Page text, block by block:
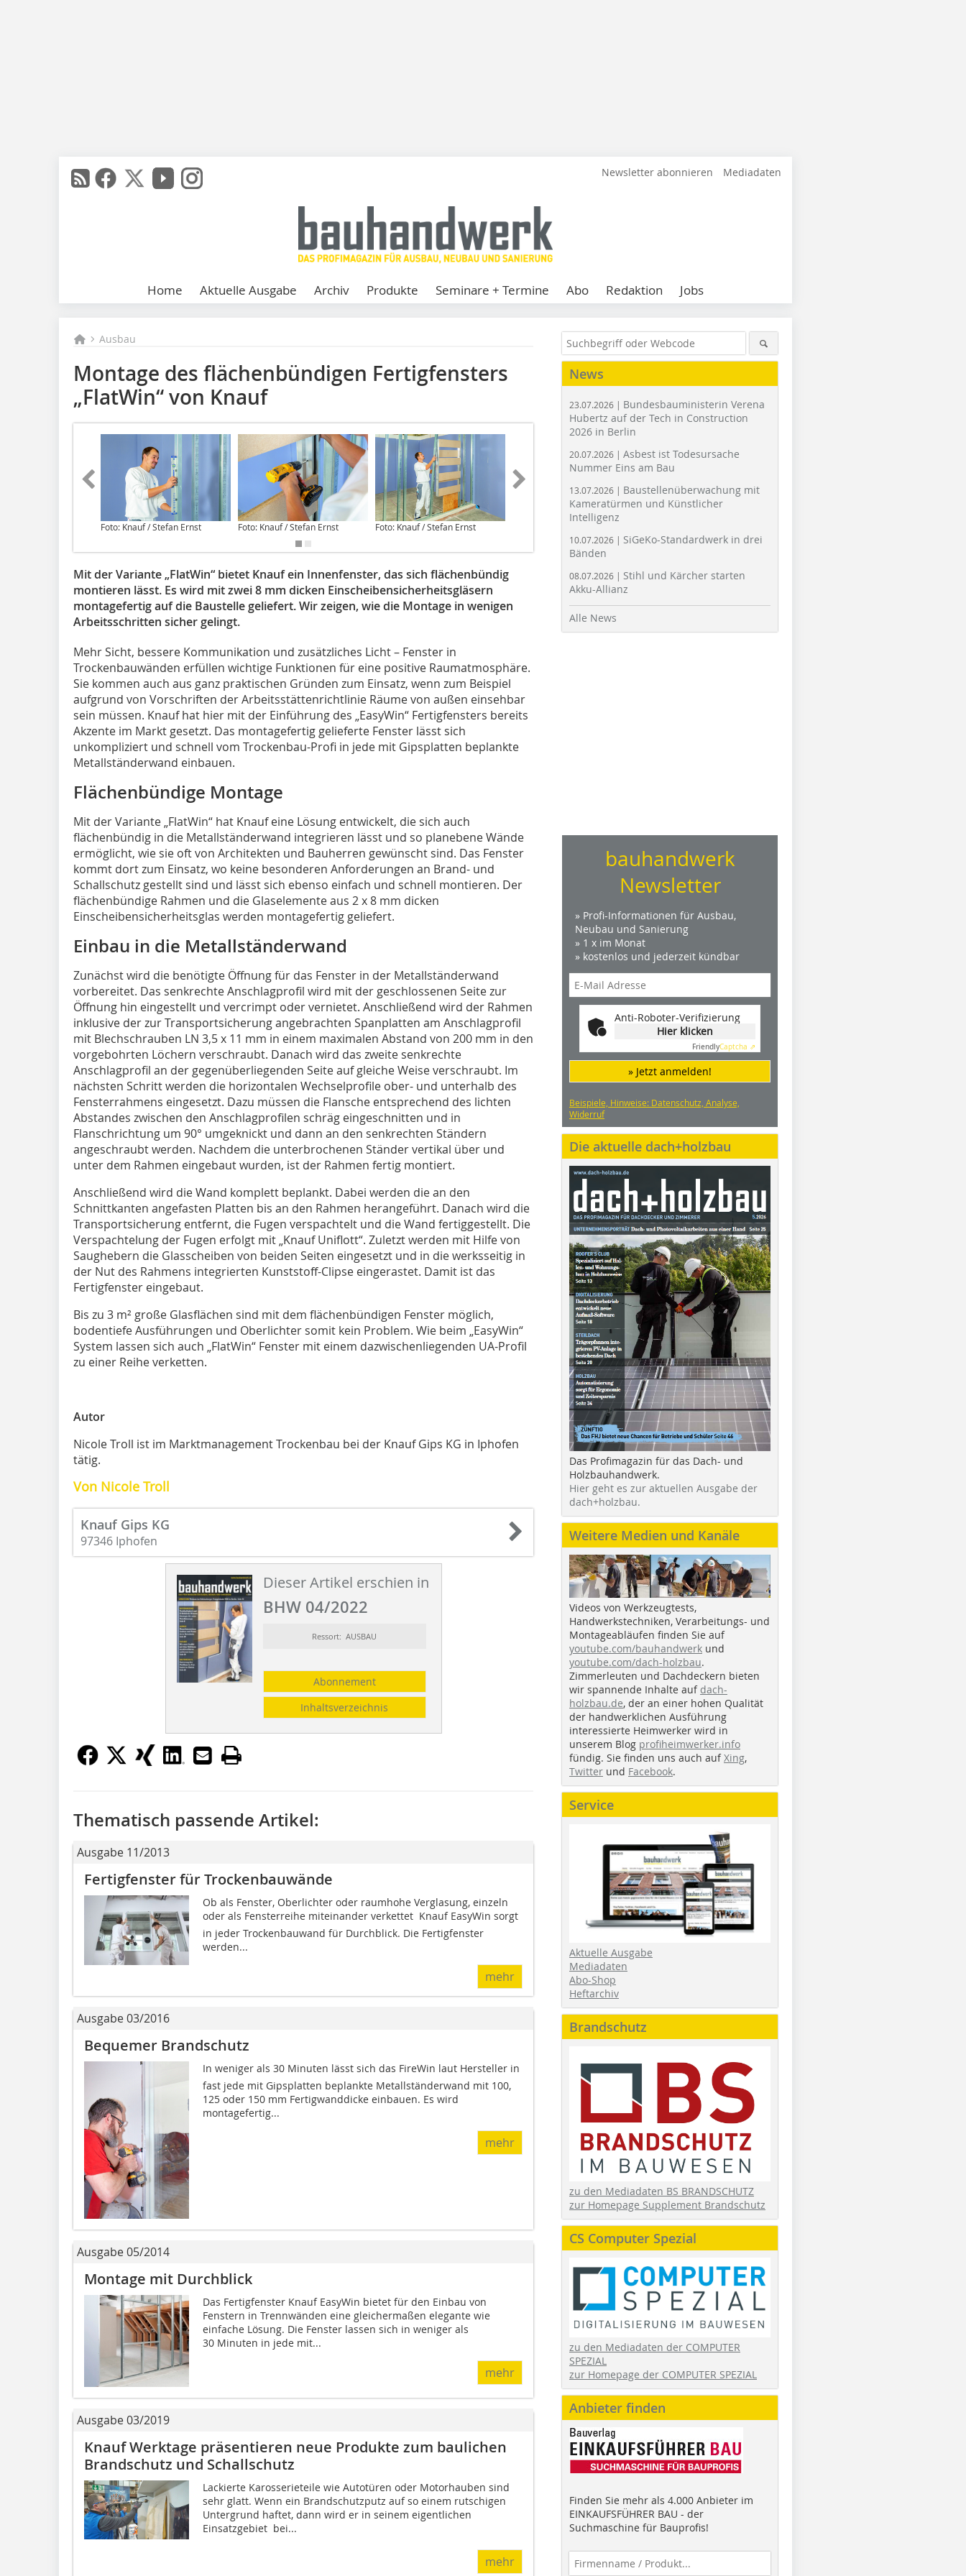
Newsletter abonnieren Mediadaten
Home Aktuelle Ausgabe Archiv Produkte Seminare + Termine Abo Redaktion Jobs
Ausbau
Montage des flächenbündigen Fertigfensters
„FlatWin“ von Knauf
Foto: Knauf / Stefan Ernst Foto: Knauf / Stefan Ernst Foto: Knauf / Stefan Ernst Foto: Knauf / Stefan Ernst
Mit der Variante „FlatWin“ bietet Knauf ein Innenfenster, das sich flächenbündig
montieren lässt. Es wird mit zwei 8 mm dicken Einscheibensicherheitsgläsern
montagefertig auf die Baustelle geliefert. Wir zeigen, wie die Montage in wenigen
Arbeitsschritten sicher gelingt.
Mehr Sicht, bessere Kommunikation und zusätzliches Licht – Fenster in
Trockenbauwänden erfüllen wichtige Funktionen für eine positive Raumatmosphäre.
Sie kommen auch aus ganz praktischen Gründen zum Einsatz, wenn zum Beispiel
aufgrund von Vorschriften der Arbeitsstättenrichtlinie Räume von außen einsehbar
sein müssen. Knauf hat hier mit der Einführung des „EasyWin“ Fertigfensters bereits
Akzente im Markt gesetzt. Das montagefertig gelieferte Fenster lässt sich
unkompliziert und schnell vom Trockenbau-Profi in jede mit Gipsplatten beplankte
Metallständerwand einbauen.
Flächenbündige Montage
Mit der Variante „FlatWin“ hat Knauf eine Lösung entwickelt, die sich auch
flächenbündig in die Metallständerwand integrieren lässt und so planebene Wände
ermöglicht, wie sie oft von Architekten und Bauherren gewünscht sind. Das Fenster
kommt dort zum Einsatz, wo keine besonderen Anforderungen an Brand- und
Schallschutz gestellt sind und lässt sich ebenso einfach und schnell montieren. Der
flächenbündige Rahmen und die Glaselemente aus 2 x 8 mm dicken
Einscheibensicherheitsglas werden montagefertig geliefert.
Einbau in die Metallständerwand
Zunächst wird die benötigte Öffnung für das Fenster in der Metallständerwand
vorbereitet. Das senkrechte Anschlagprofil wird mit der geschlossenen Seite zur
Öffnung hin eingestellt und vercrimpt oder vernietet. Anschließend wird der Rahmen
inklusive der zur Transportsicherung angebrachten Spanplatten am Anschlagprofil
mit Blechschrauben LN 3,5 x 11 mm in einem maximalen Abstand von 200 mm in den
vorgebohrten Löchern verschraubt. Danach wird das zweite senkrechte
Anschlagprofil an der gegenüberliegenden Seite auf gleiche Weise verschraubt. Im
nächsten Schritt werden die horizontalen Wechselprofile ober- und unterhalb des
Fensterrahmens eingesetzt. Dazu müssen die Flansche entsprechend des lichten
Abstandes zwischen den Anschlagprofilen schräg eingeschnitten und in
Flanschrichtung um 90° umgeknickt und dann an den senkrechten Ständern
angeschraubt werden. Nachdem die unterbrochenen Ständer vertikal über und
unter dem Rahmen eingebaut wurden, ist der Rahmen fertig montiert.
Anschließend wird die Wand komplett beplankt. Dabei werden die an den
Schnittkanten angefasten Platten bis an den Rahmen herangeführt. Danach wird die
Transportsicherung entfernt, die Fugen verspachtelt und die Wand fertiggestellt. Die
Verspachtelung der Fugen erfolgt mit „Knauf Uniflott“. Zuletzt werden mit Hilfe von
Saughebern die Glasscheiben von beiden Seiten eingesetzt und in die werksseitig in
der Nut des Rahmens integrierten Kunststoff-Clipse eingerastet. Damit ist das
Fertigfenster eingebaut.
Bis zu 3 m² große Glasflächen sind mit dem flächenbündigen Fenster möglich,
bodentiefe Ausführungen und Oberlichter somit kein Problem. Wie beim „EasyWin“
System lassen sich auch „FlatWin“ Fenster mit einem dazwischenliegenden UA-Profil
zu einer Reihe verketten.
Autor
Nicole Troll ist im Marktmanagement Trockenbau bei der Knauf Gips KG in Iphofen
tätig.
Von Nicole Troll
Knauf Gips KG
97346 Iphofen
Dieser Artikel erschien in
BHW 04/2022
Ressort: AUSBAU
Abonnement
Inhaltsverzeichnis
Thematisch passende Artikel:
Ausgabe 11/2013
Fertigfenster für Trockenbauwände
Ob als Fenster, Oberlichter oder raumhohe Verglasung, einzeln
oder als Fensterreihe miteinander verkettet  Knauf EasyWin sorgt
in jeder Trocken­bauwand für Durchblick. Die Fertigfenster
werden...
mehr
Ausgabe 03/2016
Bequemer Brandschutz
In weniger als 30 Minuten lässt sich das FireWin laut Hersteller in
fast jede mit Gipsplatten beplankte Metallständerwand mit 100,
125 oder 150 mm Fertigwanddicke einbauen. Es wird
montagefertig...
mehr
Ausgabe 05/2014
Montage mit Durchblick
Das Fertigfenster Knauf EasyWin bietet für den Einbau von
Fenstern in Trennwänden eine gleichermaßen elegante wie
einfache Lösung. Die Fenster lassen sich in weniger als
30 Minuten in jede mit...
mehr
Ausgabe 03/2019
Knauf Werktage präsentieren neue Produkte zum baulichen
Brandschutz und Schallschutz
Lackierte Karosserieteile wie Autotüren oder Motorhauben sind
sehr glatt. Wenn ein Brandschutzputz auf so einem rutschigen
Untergrund haftet, dann wird er in seinem eigentlichen
Einsatzgebiet  bei...
mehr
News
23.07.2026 | Bundesbauministerin Verena
Hubertz auf der Tech in Construction
2026 in Berlin
20.07.2026 | Asbest ist Todesursache
Nummer Eins am Bau
13.07.2026 | Baustellenüberwachung mit
Kameratürmen und Künstlicher
Intelligenz
10.07.2026 | SiGeKo-Standardwerk in drei
Bänden
08.07.2026 | Stihl und Kärcher starten
Akku-Allianz
Alle News
bauhandwerk
Newsletter
» Profi-Informationen für Ausbau,
Neubau und Sanierung
» 1 x im Monat
» kostenlos und jederzeit kündbar
Anti-Roboter-Verifizierung
Hier klicken
FriendlyCaptcha ⇗
» Jetzt anmelden!
Beispiele, Hinweise: Datenschutz, Analyse,
Widerruf
Die aktuelle dach+holzbau
Das Profimagazin für das Dach- und
Holzbauhandwerk.
Hier geht es zur aktuellen Ausgabe der
dach+holzbau.
Weitere Medien und Kanäle
Videos von Werkzeugtests,
Handwerkstechniken, Verarbeitungs- und
Montageabläufen finden Sie auf
youtube.com/bauhandwerk und
youtube.com/dach-holzbau.
Zimmerleuten und Dachdeckern bieten
wir spannende Inhalte auf dach-
holzbau.de, der an einer hohen Qualität
der handwerklichen Ausführung
interessierte Heimwerker wird in
unserem Blog profiheimwerker.info
fündig. Sie finden uns auch aufXing,
Twitter und Facebook.
Service
Aktuelle Ausgabe
Mediadaten
Abo-Shop
Heftarchiv
Brandschutz
zu den Mediadaten BS BRANDSCHUTZ
zur Homepage Supplement Brandschutz
CS Computer Spezial
zu den Mediadaten der COMPUTER
SPEZIAL
zur Homepage der COMPUTER SPEZIAL
Anbieter finden
Finden Sie mehr als 4.000 Anbieter im
EINKAUFSFÜHRER BAU - der
Suchmaschine für Bauprofis!